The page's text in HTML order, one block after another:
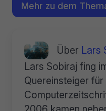
Mehr zu dem
Über Lars
Lars Sobiraj fing
Quereinsteiger